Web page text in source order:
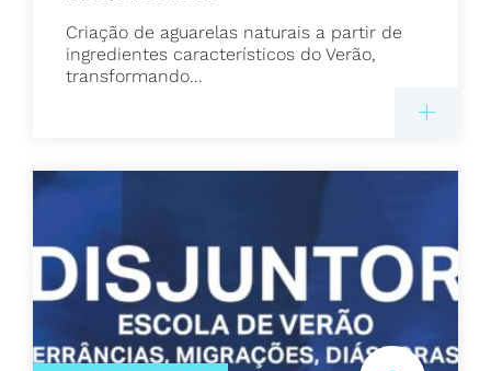
Criação de aguarelas naturais a partir de
ingredientes característicos do Verão,
transformando...